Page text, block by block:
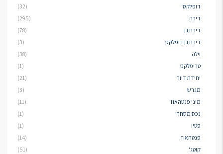
דופלקס
(32)
דירה
(295)
דירת גן
(78)
דירת גן דופלקס
(3)
וילה
(38)
טריפלקס
(1)
יחידת דיור
(21)
מגרש
(3)
מיני פנטהאוז
(11)
נכס מסחרי
(1)
פטיו
(1)
פנטהאוז
(14)
קוטג'
(51)